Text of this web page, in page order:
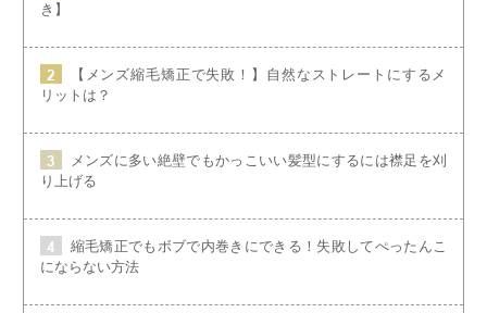
き】
【メンズ縮毛矯正で失敗！】自然なストレートにするメ
リットは？
メンズに多い絶壁でもかっこいい髪型にするには襟足を刈
り上げる
縮毛矯正でもボブで内巻きにできる！失敗してぺったんこ
にならない方法